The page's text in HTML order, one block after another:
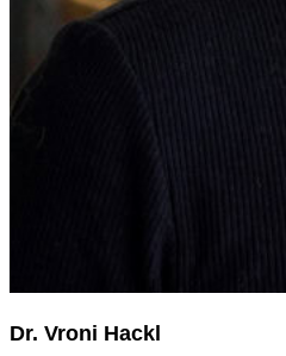
Dr. Vroni Hackl